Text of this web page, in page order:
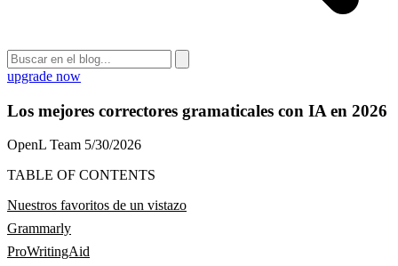
upgrade now
Los mejores correctores gramaticales con IA en 2026
OpenL Team 5/30/2026
TABLE OF CONTENTS
Nuestros favoritos de un vistazo
Grammarly
ProWritingAid